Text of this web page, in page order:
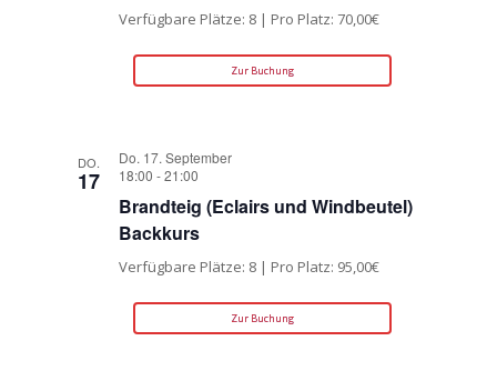
Verfügbare Plätze: 8 | Pro Platz: 70,00€
Zur Buchung
DO.
17
Do. 17. September
18:00 -21:00
Brandteig (Eclairs und Windbeutel)
Backkurs
Verfügbare Plätze: 8 | Pro Platz: 95,00€
Zur Buchung